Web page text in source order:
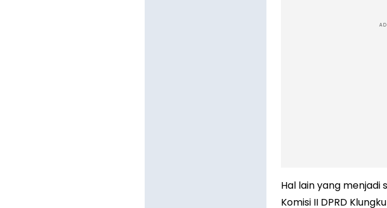
Hal lain yang
Komisi II DPRD